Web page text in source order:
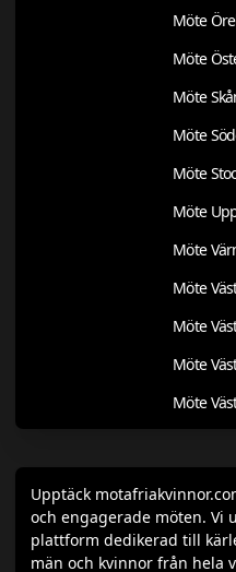
Möte
Möte
Möte
Möte
Möte
Möte
Möte
Möte
Möte
Möte
Möte
Upptäck
och engagerade möten. Vi
plattform dedikerad till
män och kvinnor från hela